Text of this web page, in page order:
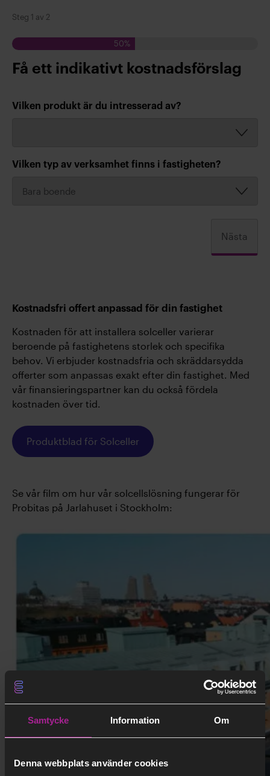
Samtycke Information Om
Denna webbplats använder cookies
Steg 1 av 2
50%
Få ett indikativt kostnadsförslag
Vilken produkt är du intresserad av?
Vilken typ av verksamhet finns i fastigheten?
Kostnadsfri offert anpassad för din fastighet
Kostnaden för att installera solceller varierar
beroende på fastighetens storlek och specifika
behov. Vi erbjuder kostnadsfria och skräddarsydda
offerter som anpassas exakt efter din fastighet. Med
vår finansieringspartner kan du också fördela
kostnaden över tid.
Produktblad för Solceller
Se vår film om hur vår solcellslösning fungerar för
Probitas på Jarlahuset i Stockholm: